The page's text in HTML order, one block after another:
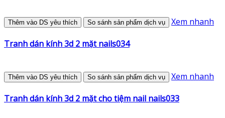
Thêm vào DS yêu thích So sánh sản phẩm dịch vụ Xem nhanh
Tranh dán kính 3d 2 mặt nails034
Thêm vào DS yêu thích So sánh sản phẩm dịch vụ Xem nhanh
Tranh dán kính 3d 2 mặt cho tiệm nail nails033